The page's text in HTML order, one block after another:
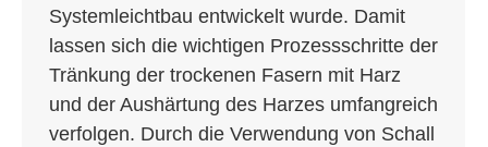
Systemleichtbau entwickelt wurde. Damit
lassen sich die wichtigen Prozessschritte der
Tränkung der trockenen Fasern mit Harz
und der Aushärtung des Harzes umfangreich
verfolgen. Durch die Verwendung von Schall